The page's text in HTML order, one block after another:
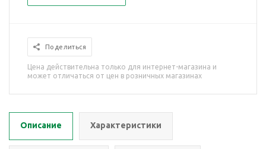
Поделиться
Цена действительна только для интернет-магазина и
может отличаться от цен в розничных магазинах
Описание Характеристики